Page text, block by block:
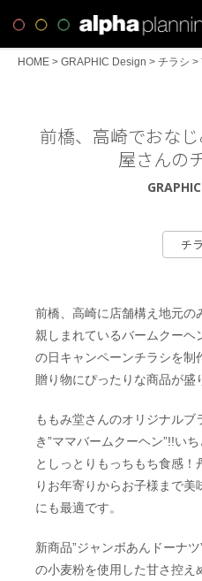
HOME > GRAPHIC Design > チラシ >
前橋、高崎でおな
屋さんの
チ
前橋、高崎に店舗構え地元の
親しまれているバームクー
の日キャンペーンチラシを制
贈り物にぴったりな商品が盛
ももみ堂さんのオリジナル
き”ママバームクーヘン”!!い
としっとりもっちもち食感
りお年寄りからお子様まで
にも最適です。
新商品”ジャンボあんドーナ
の小麦粉を使用した甘さ控え